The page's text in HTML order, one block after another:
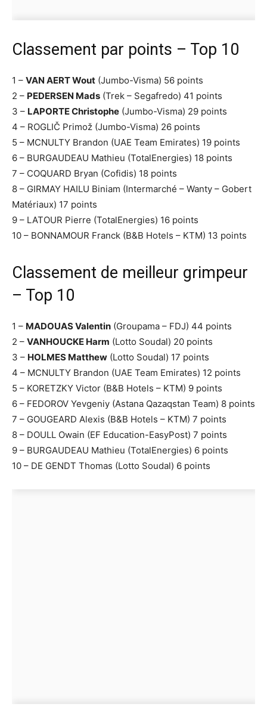
Classement par points – Top 10
1 – VAN AERT Wout (Jumbo-Visma) 56 points
2 – PEDERSEN Mads (Trek – Segafredo) 41 points
3 – LAPORTE Christophe (Jumbo-Visma) 29 points
4 – ROGLIČ Primož (Jumbo-Visma) 26 points
5 – MCNULTY Brandon (UAE Team Emirates) 19 points
6 – BURGAUDEAU Mathieu (TotalEnergies) 18 points
7 – COQUARD Bryan (Cofidis) 18 points
8 – GIRMAY HAILU Biniam (Intermarché – Wanty – Gobert
Matériaux) 17 points
9 – LATOUR Pierre (TotalEnergies) 16 points
10 – BONNAMOUR Franck (B&B Hotels – KTM) 13 points
Classement de meilleur grimpeur
– Top 10
1 – MADOUAS Valentin (Groupama – FDJ) 44 points
2 – VANHOUCKE Harm (Lotto Soudal) 20 points
3 – HOLMES Matthew (Lotto Soudal) 17 points
4 – MCNULTY Brandon (UAE Team Emirates) 12 points
5 – KORETZKY Victor (B&B Hotels – KTM) 9 points
6 – FEDOROV Yevgeniy (Astana Qazaqstan Team) 8 points
7 – GOUGEARD Alexis (B&B Hotels – KTM) 7 points
8 – DOULL Owain (EF Education-EasyPost) 7 points
9 – BURGAUDEAU Mathieu (TotalEnergies) 6 points
10 – DE GENDT Thomas (Lotto Soudal) 6 points